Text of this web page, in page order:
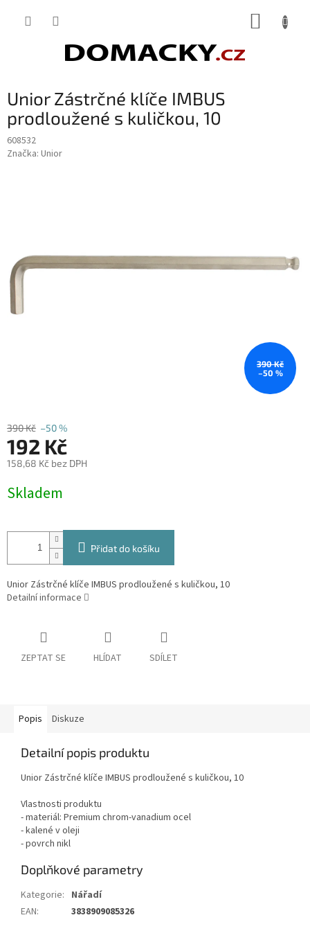
Unior Zástrčné klíče IMBUS
prodloužené s kuličkou, 10
608532
Značka: Unior
390 Kč
–50 %
390 Kč –50 %
192 Kč
158,68 Kč bez DPH
cena:
Skladem
Přidat do košíku
Unior Zástrčné klíče IMBUS prodloužené s kuličkou, 10
Detailní informace
ZEPTAT SE HLÍDAT SDÍLET
Popis Diskuze
Detailní popis produktu
Unior Zástrčné klíče IMBUS prodloužené s kuličkou, 10
Vlastnosti produktu
- materiál: Premium chrom-vanadium ocel
- kalené v oleji
- povrch nikl
Doplňkové parametry
Kategorie: Nářadí
EAN: 3838909085326